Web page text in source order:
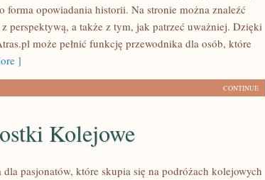
forma opowiadania historii. Na stronie można znaleźć
perspektywą, a także z tym, jak patrzeć uważniej. Dzięki
może pełnić funkcję przewodnika dla osób, które
]
CONTINUE
Kolejowe
dla pasjonatów, które skupia się na podróżach kolejowych